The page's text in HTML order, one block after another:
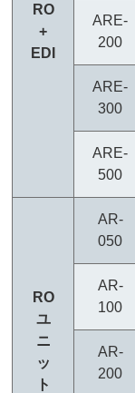
RO
+
EDI
ARE-
200
ARE-
300
ARE-
500
RO
ユ
ニ
ッ
ト
AR-
050
AR-
100
AR-
200